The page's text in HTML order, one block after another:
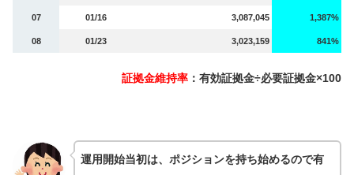
07 01/16 3,087,045 1,387%
08 01/23 3,023,159 841%
証拠金維持率 ：有効証拠金÷必要証拠金×100
運用開始当初は、ポジションを持ち始めるので有